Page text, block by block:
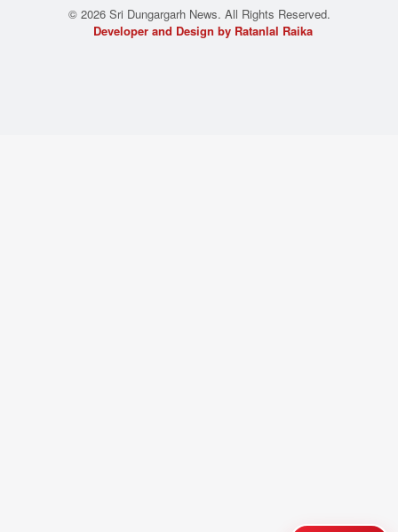
© 2026 Sri Dungargarh News. All Rights Reserved.
Developer and Design by Ratanlal Raika